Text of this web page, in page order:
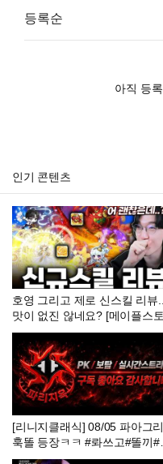
등록순
아직 등
인기 콘텐츠
호영 그리고 제로 신스킬 리뷰..
맛이 없진 않네요? [메이플스토
리]
[리니지클래식] 08/05 파아그
훅똘 등장ㅋㅋ #롸쓰고#똘끼#이
문주#내가수영##만만#켄라우